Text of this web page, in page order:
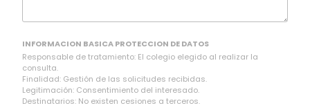
INFORMACION BASICA PROTECCION DE DATOS
Responsable de tratamiento: El colegio elegido al realizar la
consulta.
Finalidad: Gestión de las solicitudes recibidas.
Legitimación: Consentimiento del interesado.
Destinatarios: No existen cesiones a terceros.